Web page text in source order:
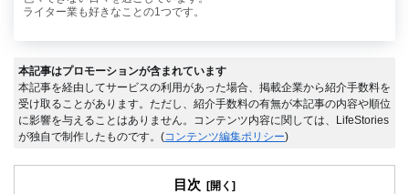
ライター業も好きなことの1つです。
本記事はプロモーションが含まれています
本記事を経由してサービスの利用があった場合、掲載企業から紹介手数料を
受け取ることがあります。ただし、紹介手数料の有無が本記事の内容や順位
に影響を与えることはありません。コンテンツ内容に関しては、LifeStories
が独自で制作したものです。(コンテンツ編集ポリシー)
目次